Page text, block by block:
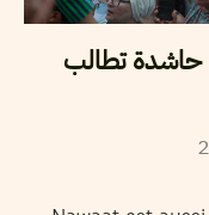
حاشدة تطالب